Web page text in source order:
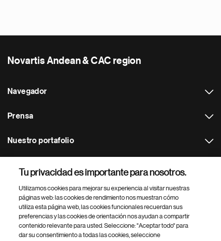
Novartis Andean & CAC region
Navegador
Prensa
Nuestro portafolio
Footer Site Search
Tu privacidad es importante para nosotros.
Utilizamos cookies para mejorar su experiencia al visitar nuestras
páginas web: las cookies de rendimiento nos muestran cómo
utiliza esta página web, las cookies funcionales recuerdan sus
preferencias y las cookies de orientación nos ayudan a compartir
contenido relevante para usted. Seleccione: "Aceptar todo" para
dar su consentimiento a todas las cookies, seleccione